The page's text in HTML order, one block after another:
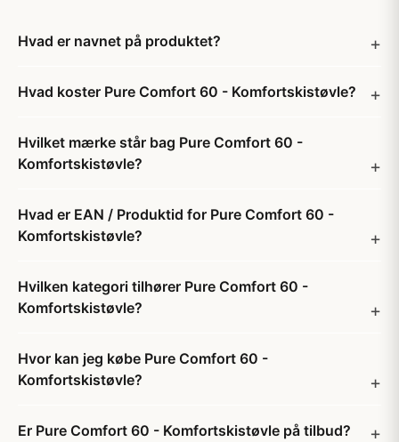
Hvad er navnet på produktet?
Hvad koster Pure Comfort 60 - Komfortskistøvle?
Hvilket mærke står bag Pure Comfort 60 -
Komfortskistøvle?
Hvad er EAN / Produktid for Pure Comfort 60 -
Komfortskistøvle?
Hvilken kategori tilhører Pure Comfort 60 -
Komfortskistøvle?
Hvor kan jeg købe Pure Comfort 60 -
Komfortskistøvle?
Er Pure Comfort 60 - Komfortskistøvle på tilbud?